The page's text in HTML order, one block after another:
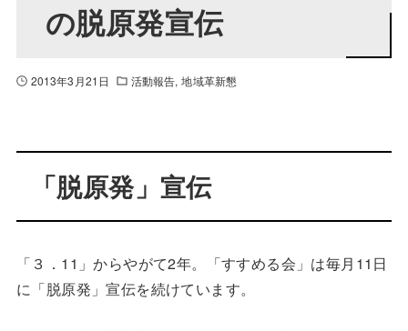
の脱原発宣伝
2013年3月21日 活動報告 地域革新懇
「脱原発」宣伝
「３．11」からやがて2年。「すすめる会」は毎月11日
に「脱原発」宣伝を続けています。